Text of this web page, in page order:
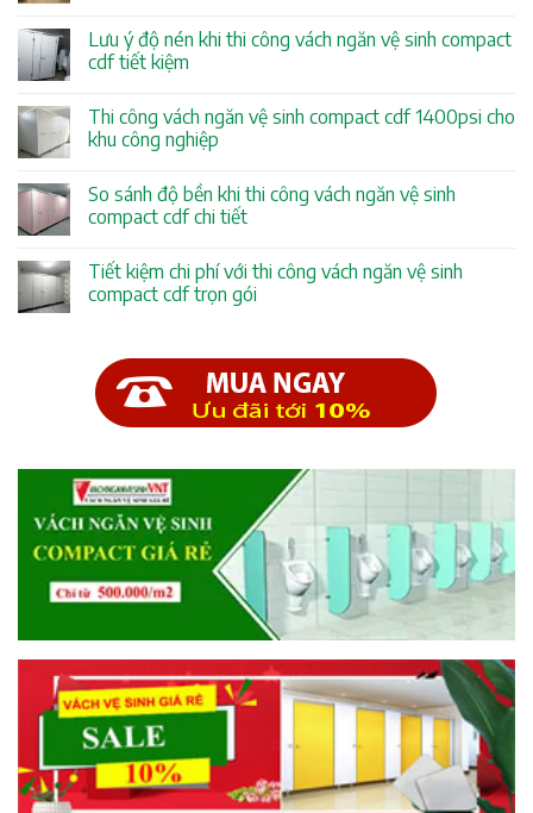
Lưu ý độ nén khi thi công vách ngăn vệ sinh compact
cdf tiết kiệm
Thi công vách ngăn vệ sinh compact cdf 1400psi cho
khu công nghiệp
So sánh độ bền khi thi công vách ngăn vệ sinh
compact cdf chi tiết
Tiết kiệm chi phí với thi công vách ngăn vệ sinh
compact cdf trọn gói